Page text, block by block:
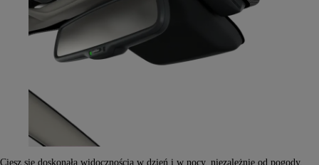
Ciesz się doskonałą widocznością w dzień i w nocy, niezależnie od pogody.